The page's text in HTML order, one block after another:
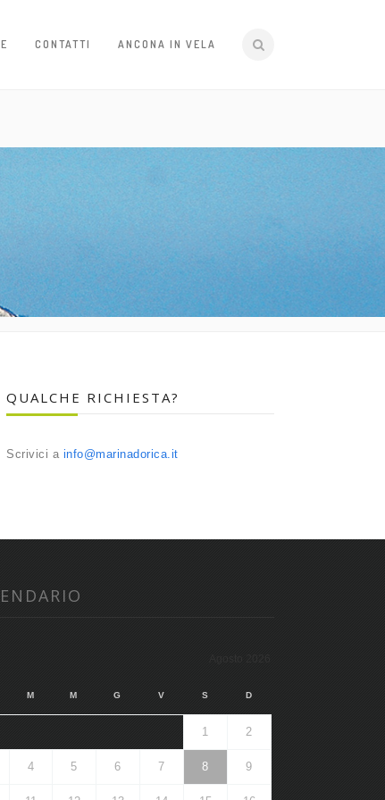
CONTATTI ANCONA IN VELA
QUALCHE RICHIESTA?
Scrivici a info@marinadorica.it
M M G V S D
1 2
4 5 6 7 8 9